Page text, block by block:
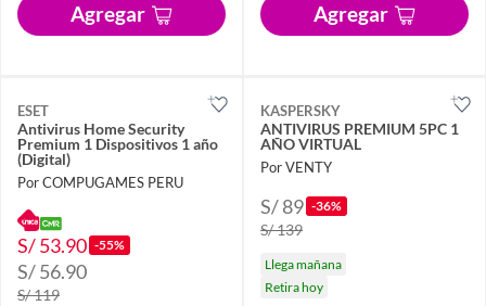
Agregar Agregar
ESET
Antivirus Home Security
Premium 1 Dispositivos 1 año
(Digital)
Por COMPUGAMES PERU
S/ 53.90 -55%
S/ 56.90
S/ 119
KASPERSKY
ANTIVIRUS PREMIUM 5PC 1
AÑO VIRTUAL
Por VENTY
S/ 89 -36%
S/ 139
Llega mañana
Retira hoy